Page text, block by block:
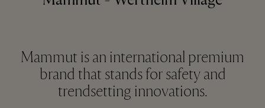
Mammut is an international premium
brand that stands for safety and
trendsetting innovations.